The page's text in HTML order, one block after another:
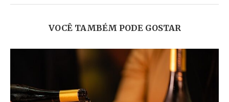
VOCÊ TAMBÉM PODE GOSTAR